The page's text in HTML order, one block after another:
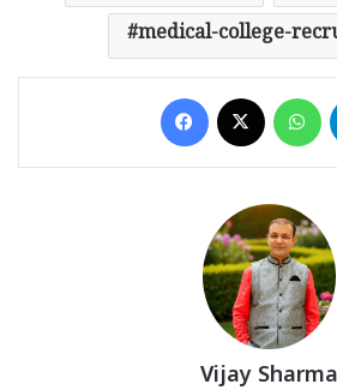
medical-college-
Facebook
Vijay Sharma